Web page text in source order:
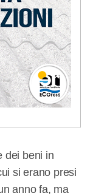
dei beni in
si erano presi
anno fa, ma